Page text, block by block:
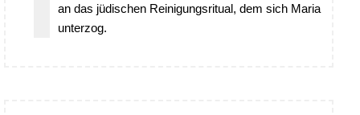
an das jüdischen Reinigungsritual, dem sich Maria
unterzog.